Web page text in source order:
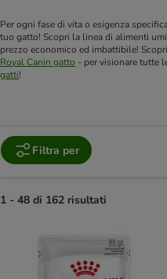
Per ogni fase di vita o esigenza
tuo gatto! Scopri la linea di alimenti
prezzo economico ed imbattibile!
Royal Canin gatto - per visionare tutte
gatti!
Filtra per
1 - 48 di 162 risultati